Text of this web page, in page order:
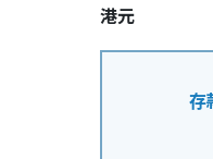
港元
存